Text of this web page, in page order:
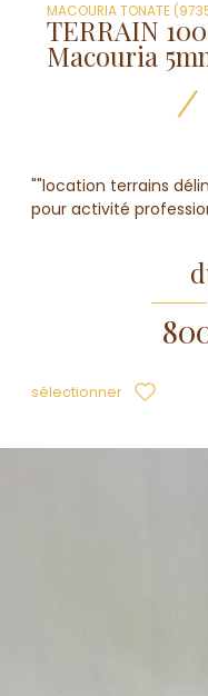
MACOURIA TONATE
TERRAIN
Macouria
""location terrains
pour activité
sélectionner